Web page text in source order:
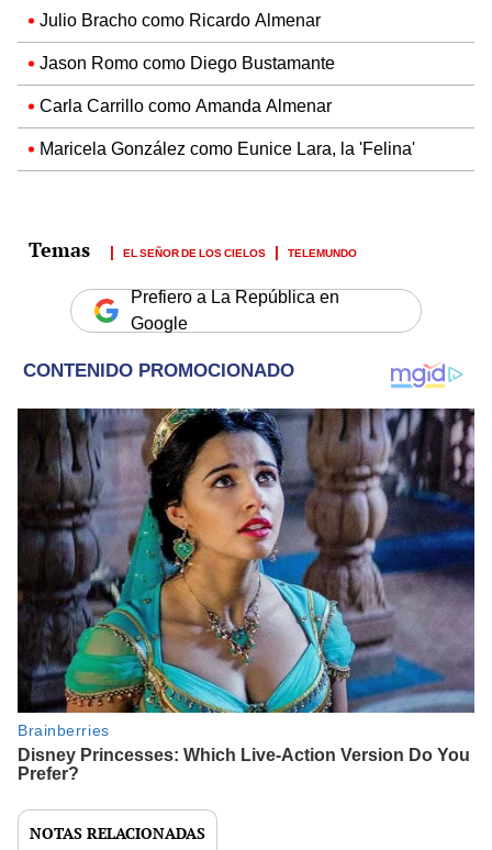
Julio Bracho como Ricardo Almenar
Jason Romo como Diego Bustamante
Carla Carrillo como Amanda Almenar
Maricela González como Eunice Lara, la 'Felina'
EL SEÑOR DE LOS CIELOS TELEMUNDO
Prefiero a La República en
Google
NOTAS RELACIONADAS